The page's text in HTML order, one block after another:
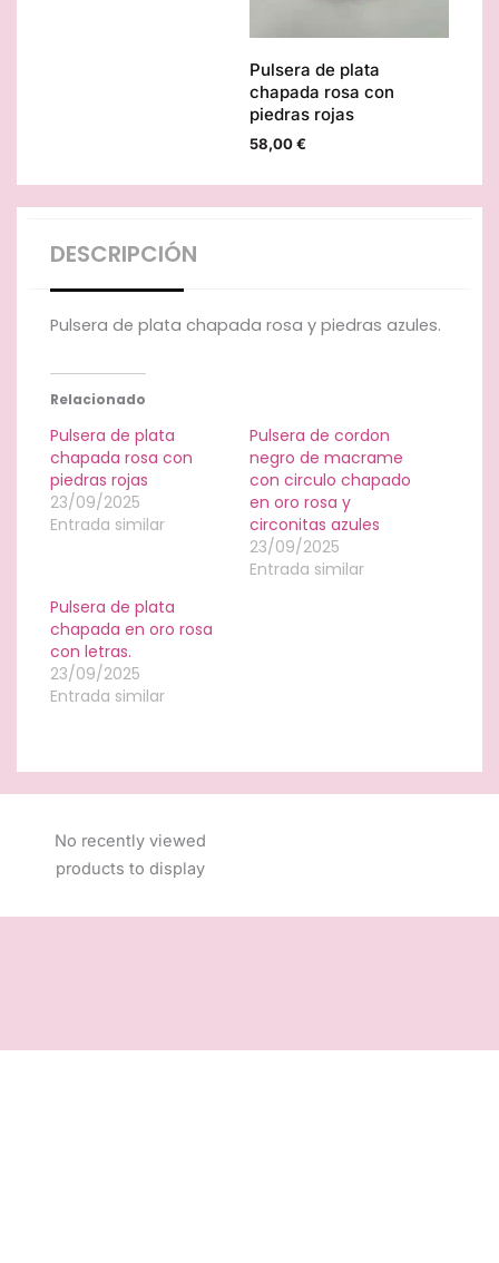
Pulsera de plata
chapada rosa con
piedras rojas
58,00€
DESCRIPCIÓN
Pulsera de plata chapada rosa y piedras azules.
Relacionado
Pulsera de plata
chapada rosa con
piedras rojas
23/09/2025
Entrada similar
Pulsera de cordon
negro de macrame
con circulo chapado
en oro rosa y
circonitas azules
23/09/2025
Entrada similar
Pulsera de plata
chapada en oro rosa
con letras.
23/09/2025
Entrada similar
No recently viewed
products to display